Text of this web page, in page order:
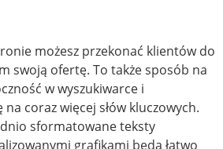
możesz przekonać klientów do
swoją ofertę. To także sposób na
w wyszukiwarce i
coraz więcej słów kluczowych.
sformatowane teksty
grafikami będą łatwo